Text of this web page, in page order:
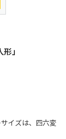
」
イズは、四六変